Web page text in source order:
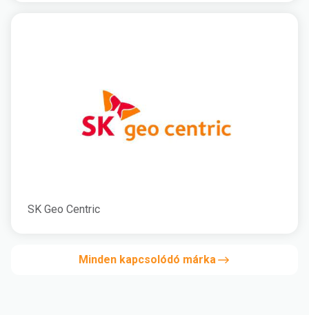
SK Geo Centric
Minden kapcsolódó márka